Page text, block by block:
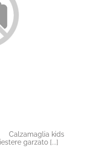
Calzamaglia kids
garzato [...]